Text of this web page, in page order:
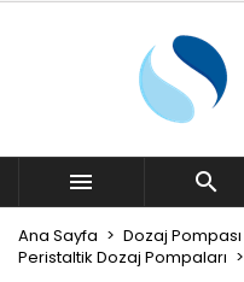
 
Ana Sayfa Dozaj Pompası
Peristaltik Dozaj Pompaları